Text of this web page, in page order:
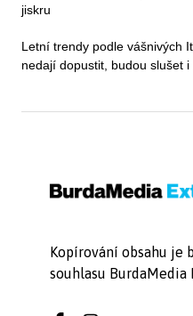
jiskru
Letní trendy podle vášnivých
nedají dopustit, budou slušet i
Kopírování obsahu je
souhlasu BurdaMedia